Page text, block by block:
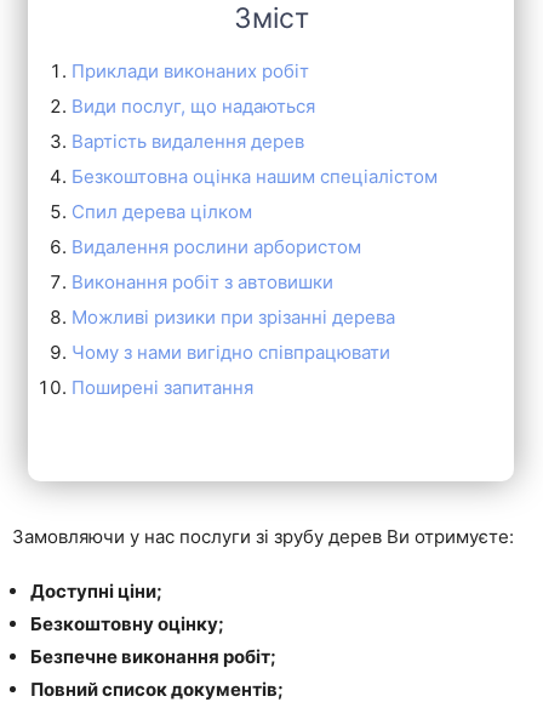
Зміст
Приклади виконаних робіт
Види послуг, що надаються
Вартість видалення дерев
Безкоштовна оцінка нашим спеціалістом
Спил дерева цілком
Видалення рослини арбористом
Виконання робіт з автовишки
Можливі ризики при зрізанні дерева
Чому з нами вигідно співпрацювати
Поширені запитання
Замовляючи у нас послуги зі зрубу дерев Ви отримуєте:
Доступні ціни;
Безкоштовну оцінку;
Безпечне виконання робіт;
Повний список документів;